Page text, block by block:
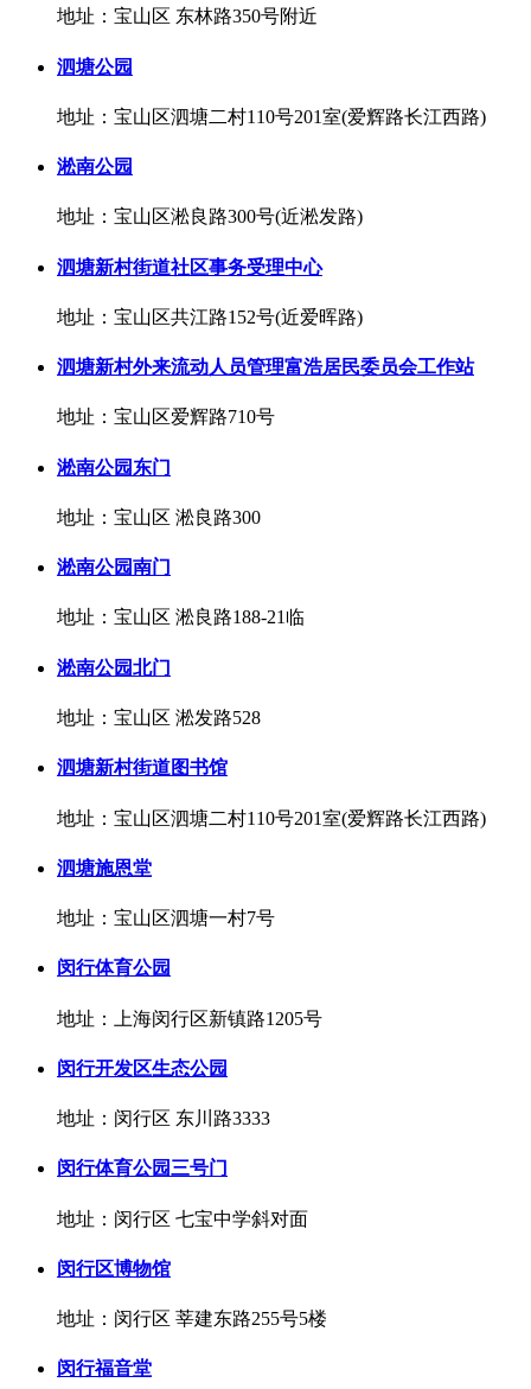
地址：宝山区 东林路350号附近
泗塘公园
地址：宝山区泗塘二村110号201室(爱辉路长江西路)
淞南公园
地址：宝山区淞良路300号(近淞发路)
泗塘新村街道社区事务受理中心
地址：宝山区共江路152号(近爱晖路)
泗塘新村外来流动人员管理富浩居民委员会工作站
地址：宝山区爱辉路710号
淞南公园东门
地址：宝山区 淞良路300
淞南公园南门
地址：宝山区 淞良路188-21临
淞南公园北门
地址：宝山区 淞发路528
泗塘新村街道图书馆
地址：宝山区泗塘二村110号201室(爱辉路长江西路)
泗塘施恩堂
地址：宝山区泗塘一村7号
闵行体育公园
地址：上海闵行区新镇路1205号
闵行开发区生态公园
地址：闵行区 东川路3333
闵行体育公园三号门
地址：闵行区 七宝中学斜对面
闵行区博物馆
地址：闵行区 莘建东路255号5楼
闵行福音堂